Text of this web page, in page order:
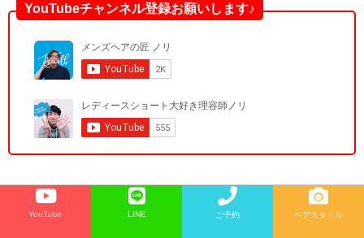
YouTubeチャンネル登録お願いします♪
お休みのお知らせ
YouTube LINE ご予約 ヘアスタイル